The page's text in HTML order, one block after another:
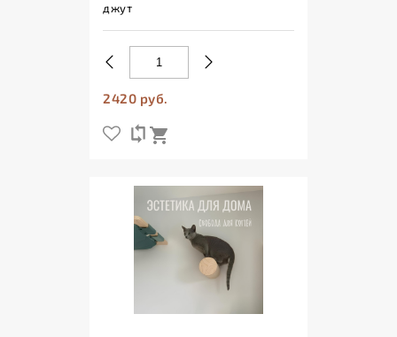
джут
2420 руб.